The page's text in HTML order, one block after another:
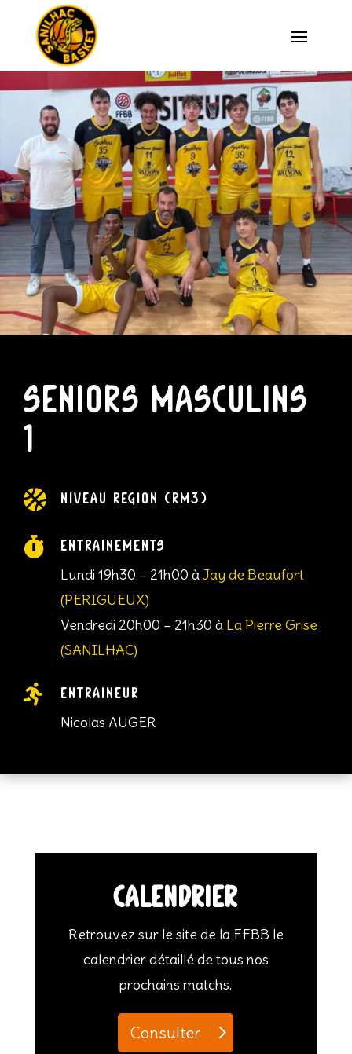
Seniors Masculins
1
 NIVEAU RÉGION (RM3)
 Entraînements
Lundi 19h30 – 21h00 àJay de Beaufort
(PERIGUEUX)
Vendredi 20h00 – 21h30 à La Pierre Grise
(SANILHAC)
 Entraîneur
Nicolas AUGER
Calendrier
Retrouvez sur le site de la FFBB le
calendrier détaillé de tous nos
prochains matchs.
Consulter